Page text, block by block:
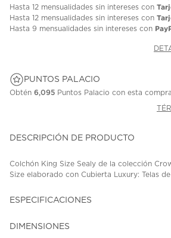
Hasta 12 mensualidades sin intereses con
Hasta 12 mensualidades sin intereses con
Hasta 9 mensualidades sin intereses con
PUNTOS PALACIO
Obtén 6,095 Puntos Palacio con esta
DESCRIPCIÓN DE PRODUCTO
Colchón King Size Sealy de la colección
Size elaborado con Cubierta Luxury: Telas
ESPECIFICACIONES
DIMENSIONES